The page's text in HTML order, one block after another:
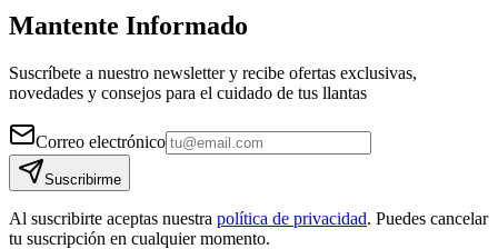
Mantente Informado
Suscríbete a nuestro newsletter y recibe ofertas exclusivas,
novedades y consejos para el cuidado de tus llantas
Correo electrónico
Suscribirme
Al suscribirte aceptas nuestra política de privacidad. Puedes cancelar
tu suscripción en cualquier momento.